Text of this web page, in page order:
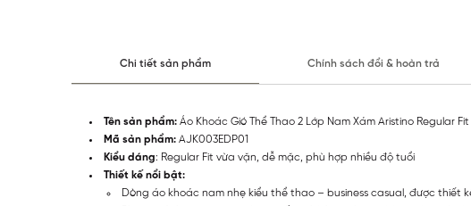
Chi tiết sản phẩm Chính sách đổi & hoàn trả
Tên sản phẩm: Áo Khoác Gió Thể Thao 2 Lớp Nam Xám Aristino Regular Fit
Mã sản phẩm: AJK003EDP01
Kiểu dáng: Regular Fit vừa vặn, dễ mặc, phù hợp nhiều độ tuổi
Thiết kế nổi bật:
Dòng áo khoác nam nhẹ kiểu thể thao – business casual, được